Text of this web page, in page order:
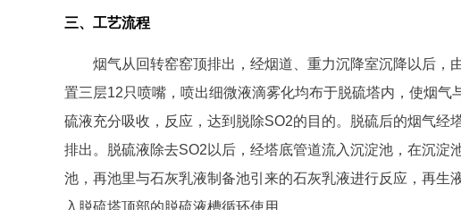
三、工艺流程
烟气从回转窑窑顶排出，经烟道、重力沉降室沉降以后
置三层12只喷嘴，喷出细微液滴雾化均布于脱硫塔内，使烟
硫液充分吸收，反应，达到脱除SO2的目的。脱硫后的烟气经
排出。脱硫液除去SO2以后，经塔底管道流入沉淀池，在沉淀
池，再池里与石灰乳液制备池引来的石灰乳液进行反应，再
入脱硫塔顶部的脱硫液槽循环使用。